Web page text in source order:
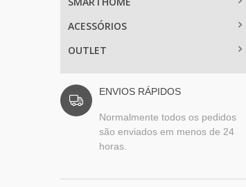
ACESSÓRIOS
OUTLET
ENVIOS RÁPIDOS
Normalmente todos os pedidos
são enviados em menos de 24
horas.